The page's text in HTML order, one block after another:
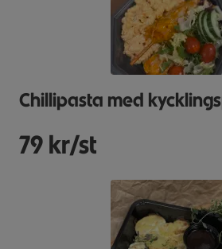
Chillipasta med
79 kr/st